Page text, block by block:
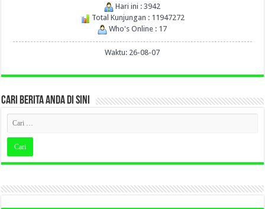
Hari ini : 3942
Total Kunjungan : 11947272
Who's Online : 17
Waktu: 26-08-07
CARI BERITA ANDA DI SINI